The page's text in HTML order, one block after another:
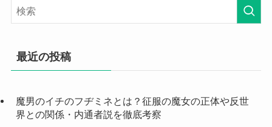
最近の投稿
魔男のイチのフヂミネとは？征服の魔女の正体や反世
界との関係・内通者説を徹底考察